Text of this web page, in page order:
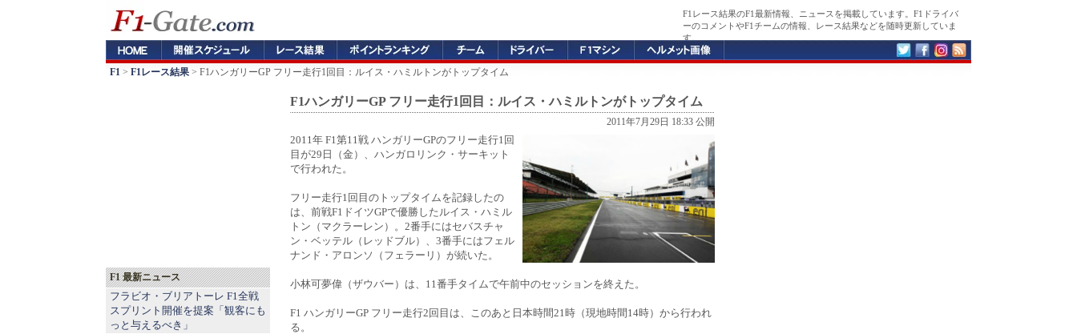
F1レース結果のF1最新情報、ニュースを掲載しています。F1ドライバ
ーのコメントやF1チームの情報、レース結果などを随時更新していま
す。
F1 > F1レース結果 > F1ハンガリーGP フリー走行1回目：ルイス・ハミルトンがトップタイム
F1ハンガリーGP フリー走行1回目：ルイス・ハミルトンがトップタイム
2011年7月29日 18:33 公開
2011年 F1第11戦 ハンガリーGPのフリー走行1回
目が29日（金）、ハンガロリンク・サーキット
で行われた。
フリー走行1回目のトップタイムを記録したの
は、前戦F1ドイツGPで優勝したルイス・ハミル
トン（マクラーレン）。2番手にはセバスチャ
ン・ベッテル（レッドブル）、3番手にはフェル
ナンド・アロンソ（フェラーリ）が続いた。
小林可夢偉（ザウバー）は、11番手タイムで午前中のセッションを終えた。
F1 ハンガリーGP フリー走行2回目は、このあと日本時間21時（現地時間14時）から行われ
る。
F1 最新ニュース
フラビオ・ブリアトーレ F1全戦
スプリント開催を提案「観客にも
っと与えるべき」